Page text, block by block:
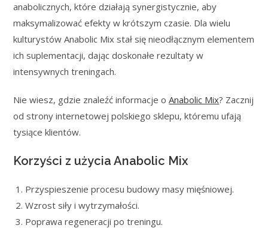
anabolicznych, które działają synergistycznie, aby
maksymalizować efekty w krótszym czasie. Dla wielu
kulturystów Anabolic Mix stał się nieodłącznym elementem
ich suplementacji, dając doskonałe rezultaty w
intensywnych treningach.
Nie wiesz, gdzie znaleźć informacje oAnabolic Mix? Zacznij
od strony internetowej polskiego sklepu, któremu ufają
tysiące klientów.
Korzyści z użycia Anabolic Mix
Przyspieszenie procesu budowy masy mięśniowej.
Wzrost siły i wytrzymałości.
Poprawa regeneracji po treningu.